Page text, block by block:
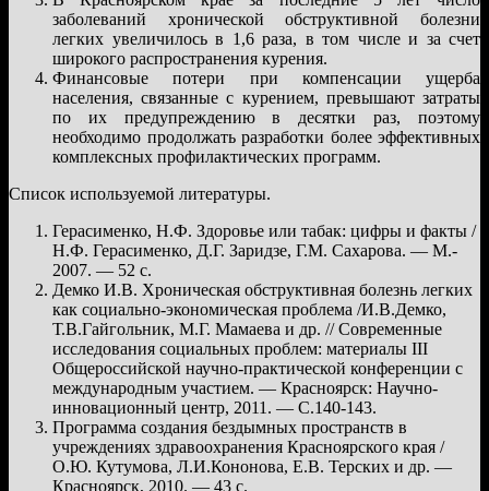
заболеваний хронической обструктивной болезни
легких увеличилось в 1,6 раза, в том числе и за счет
широкого распространения курения.
Финансовые потери при компенсации ущерба
населения, связанные с курением, превышают затраты
по их предупреждению в десятки раз, поэтому
необходимо продолжать разработки более эффективных
комплексных профилактических программ.
Список используемой литературы.
Герасименко, Н.Ф. Здоровье или табак: цифры и факты /
Н.Ф. Герасименко, Д.Г. Заридзе, Г.М. Сахарова. — М.-
2007. — 52 с.
Демко И.В. Хроническая обструктивная болезнь легких
как социально-экономическая проблема /И.В.Демко,
Т.В.Гайгольник, М.Г. Мамаева и др. // Современные
исследования социальных проблем: материалы III
Общероссийской научно-практической конференции с
международным участием. — Красноярск: Научно-
инновационный центр, 2011. — С.140-143.
Программа создания бездымных пространств в
учреждениях здравоохранения Красноярского края /
О.Ю. Кутумова, Л.И.Кононова, Е.В. Терских и др. —
Красноярск, 2010. — 43 с.